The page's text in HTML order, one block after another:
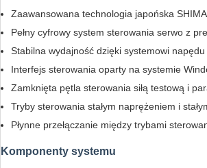
Zaawansowana technologia japońska
Pełny cyfrowy system sterowania serwo z
Stabilna wydajność dzięki systemowi
Interfejs sterowania oparty na systemie
Zamknięta pętla sterowania siłą testową i
Tryby sterowania stałym naprężeniem i
Płynne przełączanie między trybami
Komponenty systemu